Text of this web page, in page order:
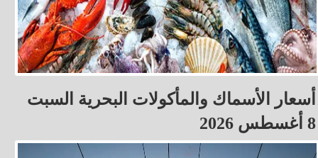
أسعار الأسماك والمأكولات البحرية السبت
8 أغسطس 2026